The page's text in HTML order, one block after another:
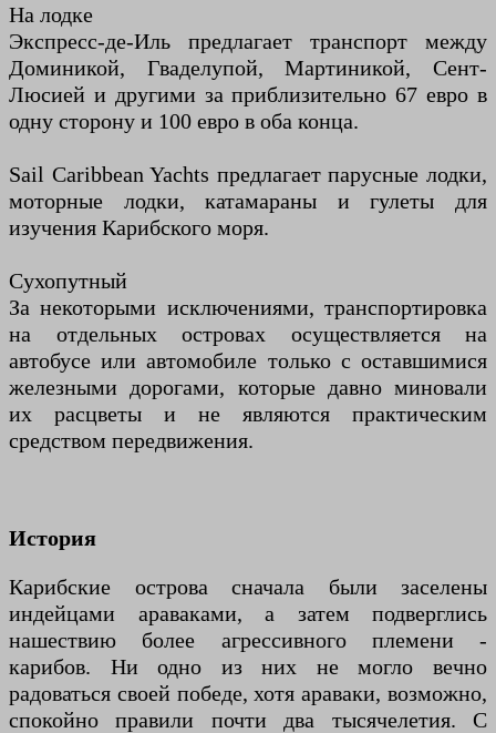
На лодке
Экспресс-де-Иль предлагает транспорт между
Доминикой, Гваделупой, Мартиникой, Сент-
Люсией и другими за приблизительно 67 евро в
одну сторону и 100 евро в оба конца.
Sail Caribbean Yachts предлагает парусные лодки,
моторные лодки, катамараны и гулеты для
изучения Карибского моря.
Сухопутный
За некоторыми исключениями, транспортировка
на отдельных островах осуществляется на
автобусе или автомобиле только с оставшимися
железными дорогами, которые давно миновали
их расцветы и не являются практическим
средством передвижения.
История
Карибские острова сначала были заселены
индейцами араваками, а затем подверглись
нашествию более агрессивного племени -
карибов. Ни одно из них не могло вечно
радоваться своей победе, хотя араваки, возможно,
спокойно правили почти два тысячелетия. С